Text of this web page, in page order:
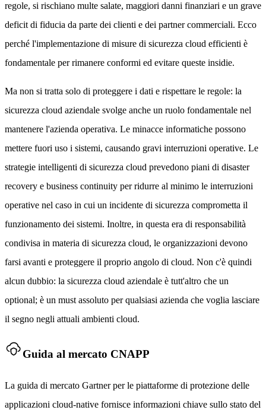
regole, si rischiano multe salate, maggiori danni finanziari e un grave
deficit di fiducia da parte dei clienti e dei partner commerciali. Ecco
perché l'implementazione di misure di sicurezza cloud efficienti è
fondamentale per rimanere conformi ed evitare queste insidie.
Ma non si tratta solo di proteggere i dati e rispettare le regole: la
sicurezza cloud aziendale svolge anche un ruolo fondamentale nel
mantenere l'azienda operativa. Le minacce informatiche possono
mettere fuori uso i sistemi, causando gravi interruzioni operative. Le
strategie intelligenti di sicurezza cloud prevedono piani di disaster
recovery e business continuity per ridurre al minimo le interruzioni
operative nel caso in cui un incidente di sicurezza comprometta il
funzionamento dei sistemi. Inoltre, in questa era di responsabilità
condivisa in materia di sicurezza cloud, le organizzazioni devono
farsi avanti e proteggere il proprio angolo di cloud. Non c'è quindi
alcun dubbio: la sicurezza cloud aziendale è tutt'altro che un
optional; è un must assoluto per qualsiasi azienda che voglia lasciare
il segno negli attuali ambienti cloud.
Guida al mercato CNAPP
La guida di mercato Gartner per le piattaforme di protezione delle
applicazioni cloud-native fornisce informazioni chiave sullo stato del